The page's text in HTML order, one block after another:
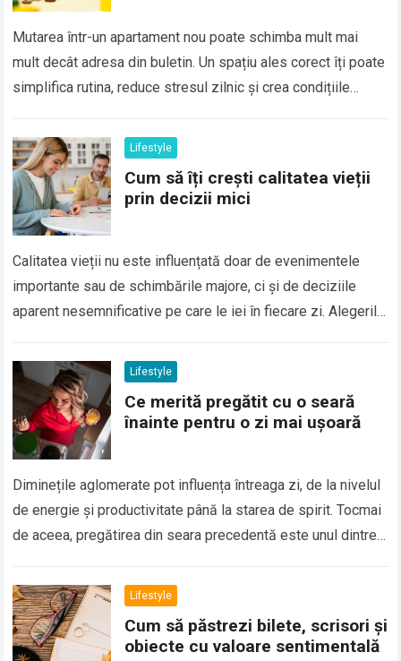
Mutarea într-un apartament nou poate schimba mult mai
mult decât adresa din buletin. Un spațiu ales corect îți poate
simplifica rutina, reduce stresul zilnic și crea condițiile
Lifestyle
Cum să îți crești calitatea vieții
prin decizii mici
Calitatea vieții nu este influențată doar de evenimentele
importante sau de schimbările majore, ci și de deciziile
aparent nesemnificative pe care le iei în fiecare zi. Alegerile
Lifestyle
Ce merită pregătit cu o seară
înainte pentru o zi mai ușoară
Diminețile aglomerate pot influența întreaga zi, de la nivelul
de energie și productivitate până la starea de spirit. Tocmai
de aceea, pregătirea din seara precedentă este unul dintre
Lifestyle
Cum să păstrezi bilete, scrisori și
obiecte cu valoare sentimentală